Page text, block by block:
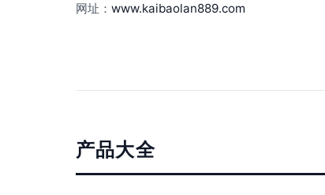
网址： www.kaibaolan889.com
产品大全